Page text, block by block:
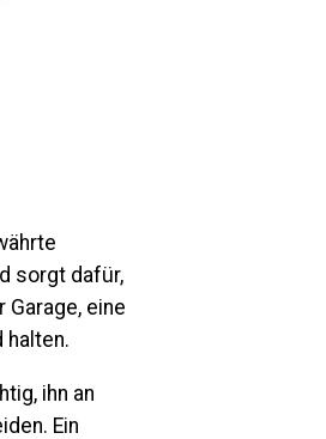
sorgt dafür,
Garage, eine
halten.
ihn an
Ein